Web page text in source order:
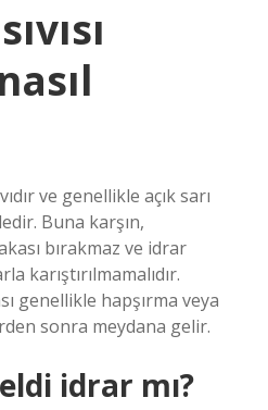
ve genellikle açık sarı
Buna karşın,
bırakmaz ve idrar
karıştırılmamalıdır.
genellikle hapşırma veya
sonra meydana gelir.
idrar mı?